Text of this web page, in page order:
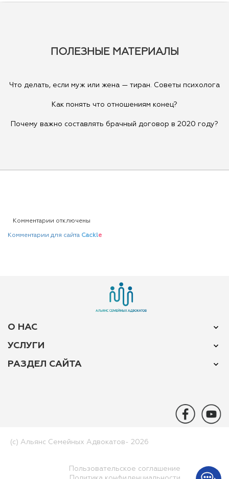
ПОЛЕЗНЫЕ МАТЕРИАЛЫ
Что делать, если муж или жена — тиран. Советы психолога
Как понять что отношениям конец?
Почему важно составлять брачный договор в 2020 году?
Комментарии отключены
Комментарии для сайта Cackle
О НАС
УСЛУГИ
РАЗДЕЛ САЙТА
(c) Альянс Семейных Адвокатов-­ 2026
Пользовательское соглашение